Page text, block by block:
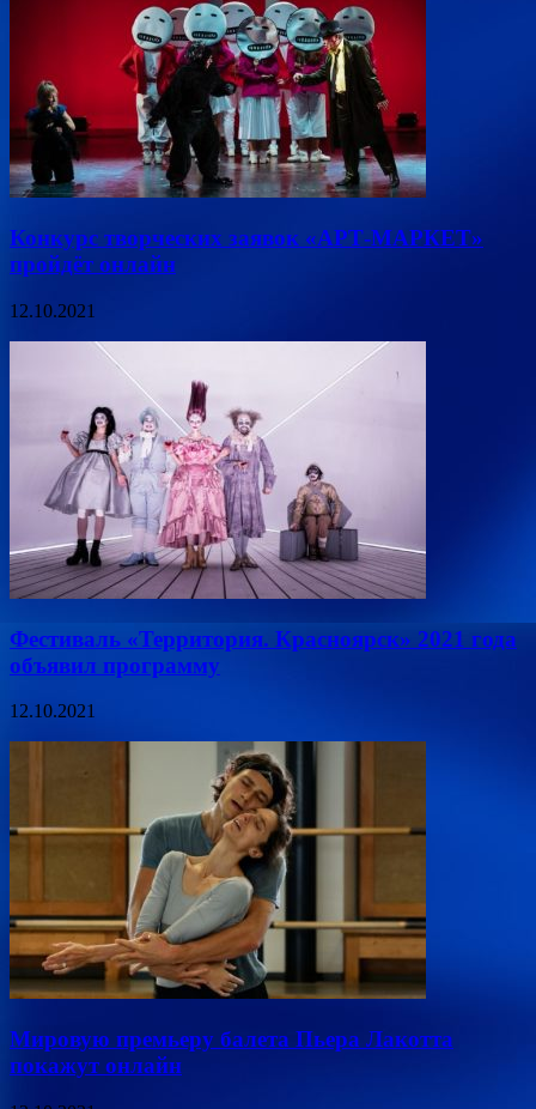
Конкурс творческих заявок «АРТ-МАРКЕТ»
пройдёт онлайн
12.10.2021
Фестиваль «Территория. Красноярск» 2021 года
объявил программу
12.10.2021
Мировую премьеру балета Пьера Лакотта
покажут онлайн